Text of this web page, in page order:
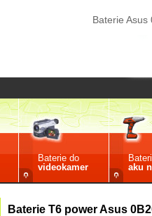
Baterie
Baterie do
videokamer
aku
Baterie T6 power Asus